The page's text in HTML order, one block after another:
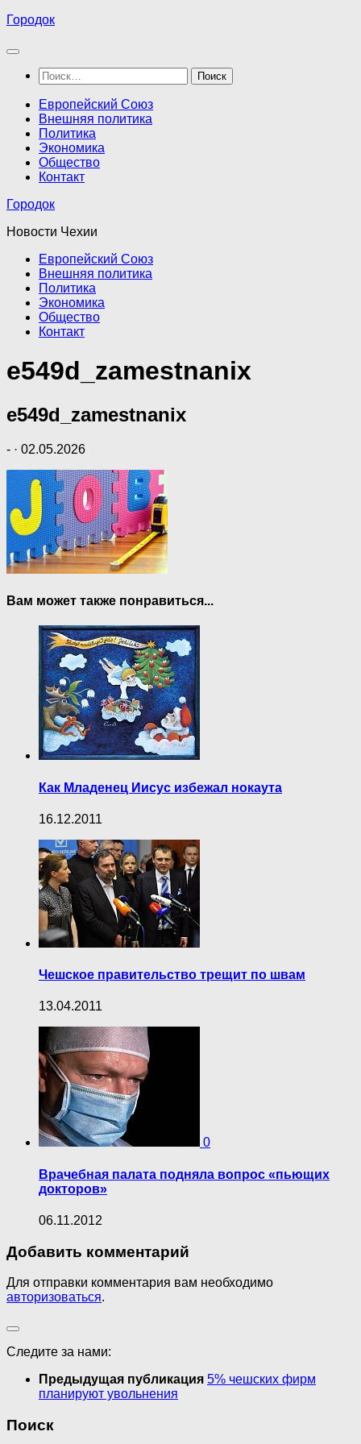
Перейти
содержимому
Городок
Найти:
Европейский Союз
Внешняя политика
Политика
Экономика
Общество
Контакт
Городок
Новости Чехии
Европейский Союз
Внешняя политика
Политика
Экономика
Общество
Контакт
e549d_zamestnanix
e549d_zamestnanix
- · 02.05.2026
Вам может также понравиться...
Как Младенец Иисус избежал нокаута
16.12.2011
Чешское правительство трещит по швам
13.04.2011
0
Врачебная палата подняла вопрос «пьющих
докторов»
06.11.2012
Добавить комментарий
Для отправки комментария вам необходимо
авторизоваться.
Следите за нами:
Предыдущая публикация 5% чешских фирм
планируют увольнения
Поиск